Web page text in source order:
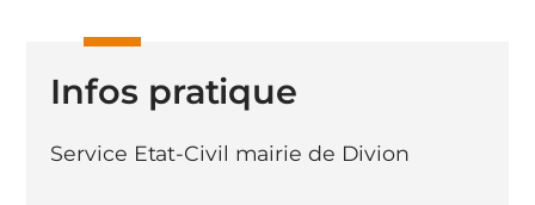
Infos pratique
Service Etat-Civil mairie de Divion